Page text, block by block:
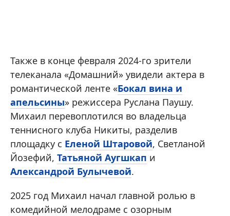
Также в конце февраля 2024-го зрители
телеканала «Домашний» увидели актера в
романтической ленте «Бокал вина и
апельсины» режиссера Руслана Паушу.
Михаил перевоплотился во владельца
теннисного клуба Никиты, разделив
площадку с Еленой Штаровой, Светланой
Йозефий, Татьяной Аугшкап и
Александрой Булычевой.
2025 год Михаил начал главной ролью в
комедийной мелодраме с озорным